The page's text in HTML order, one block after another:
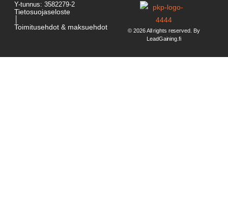
© 2026 All rights reserved. By
LeadGaining.fi
Y-tunnus: 3582279-2
Tietosuojaseloste
Toimitusehdot & maksuehdot